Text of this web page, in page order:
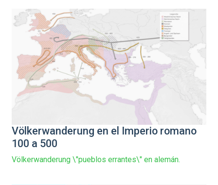
Völkerwanderung en el Imperio romano
100 a 500
Völkerwanderung \"pueblos errantes\" en alemán.